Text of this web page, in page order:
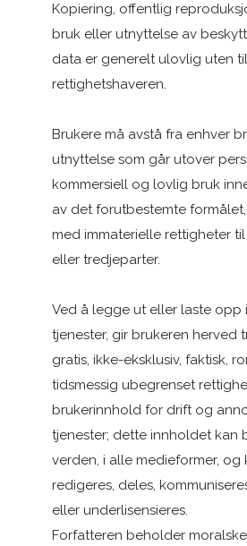
Kopiering, offentlig
bruk eller utnyttelse av
data er generelt ulovlig uten
rettighetshaveren.
Brukere må avstå fra enhver
utnyttelse som går utover
kommersiell og lovlig bruk
av det forutbestemte
med immaterielle rettigheter
eller tredjeparter.
Ved å legge ut eller laste opp
tjenester, gir brukeren herved
gratis, ikke-eksklusiv, faktisk,
tidsmessig ubegrenset
brukerinnhold for drift og
tjenester; dette innholdet kan
verden, i alle medieformer, og
redigeres, deles,
eller underlisensieres.
Forfatteren beholder